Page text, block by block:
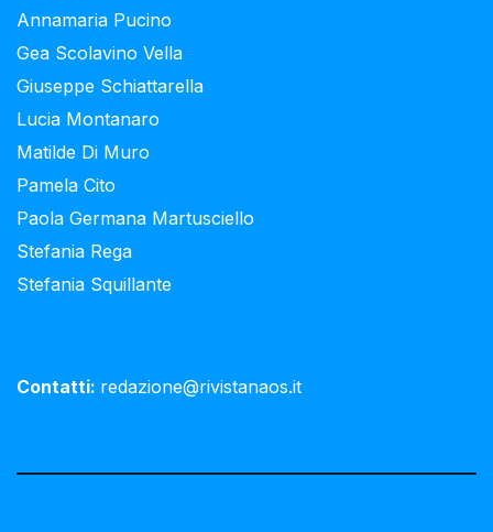
Annamaria Pucino
Gea Scolavino Vella
Giuseppe Schiattarella
Lucia Montanaro
Matilde Di Muro
Pamela Cito
Paola Germana Martusciello
Stefania Rega
Stefania Squillante
Contatti: redazione@rivistanaos.it